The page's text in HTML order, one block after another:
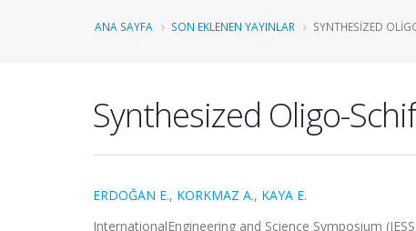
ANA SAYFA SON EKLENEN YAYINLAR SYNTHESIZED
Synthesized Oligo-
ERDOĞAN E., KORKMAZ A., KAYA E.
InternationalEngineering and Science Symposium